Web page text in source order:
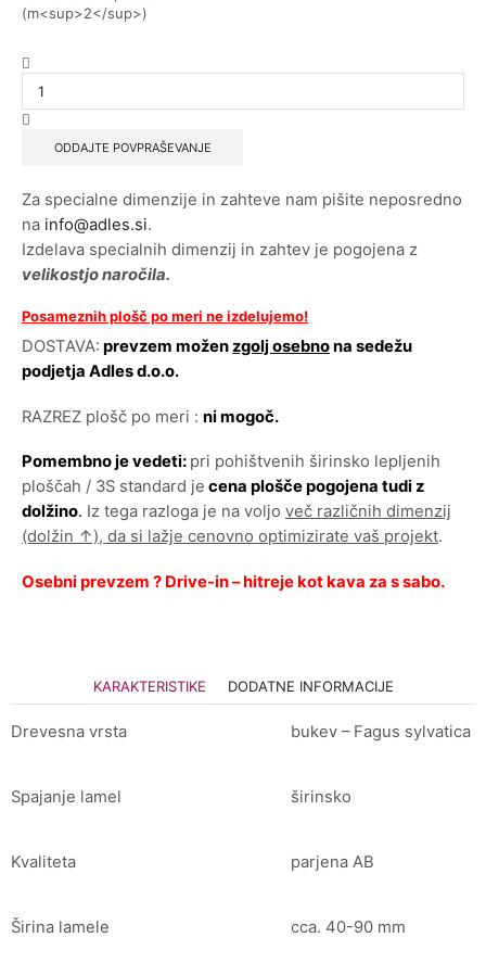
(m<sup>2</sup>)
ODDAJTE POVPRAŠEVANJE
Za specialne dimenzije in zahteve nam pišite neposredno
na info@adles.si.
Izdelava specialnih dimenzij in zahtev je pogojena z
velikostjo naročila.
Posameznih plošč po meri ne izdelujemo!
DOSTAVA: prevzem moženzgolj osebnona sedežu
podjetja Adles d.o.o.
RAZREZ plošč po meri : ni mogoč.
Pomembno je vedeti: pri pohištvenih širinsko lepljenih
ploščah / 3S standard je cena plošče pogojena tudi z
dolžino. Iz tega razloga je na voljo več različnih dimenzij
(dolžin ↑), da si lažje cenovno optimizirate vaš projekt.
Osebni prevzem ? Drive-in – hitreje kot kava za s sabo.
KARAKTERISTIKE DODATNE INFORMACIJE
Drevesna vrsta bukev – Fagus sylvatica
Spajanje lamel širinsko
Kvaliteta parjena AB
Širina lamele cca. 40-90 mm